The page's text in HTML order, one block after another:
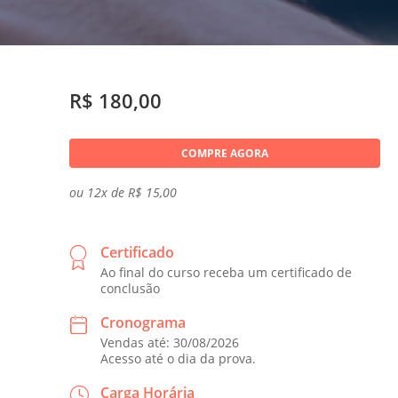
R$ 180,00
COMPRE AGORA
ou 12x de R$ 15,00
Certificado
Ao final do curso receba um certificado de
conclusão
Cronograma
Vendas até: 30/08/2026
Acesso até o dia da prova.
Carga Horária